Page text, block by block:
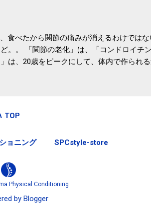
食べたから関節の痛みが消えるわけでは
。。 「関節の老化」は、「コンドロイチ
は、20歳をピークにして、体内で作られる
補うことが大切。そして「コンドロイチ
セルフドクターニュース 賞味期限は気にし
食べる。 ・白い泡が全体に行き渡る程度
豆をかき混ぜたあとに入れたほうが、納
のゆがみ予防には「納豆」！ 1日1パック
のサプリメントを毎日飲み続けるよりは、
効果的には大差ないだろうから(想像) 関節
TOP
ョニング SPCstyle-store
Physical Conditioning
by Blogger